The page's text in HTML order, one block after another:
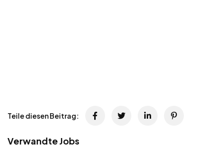
Teile diesen Beitrag:
Verwandte Jobs